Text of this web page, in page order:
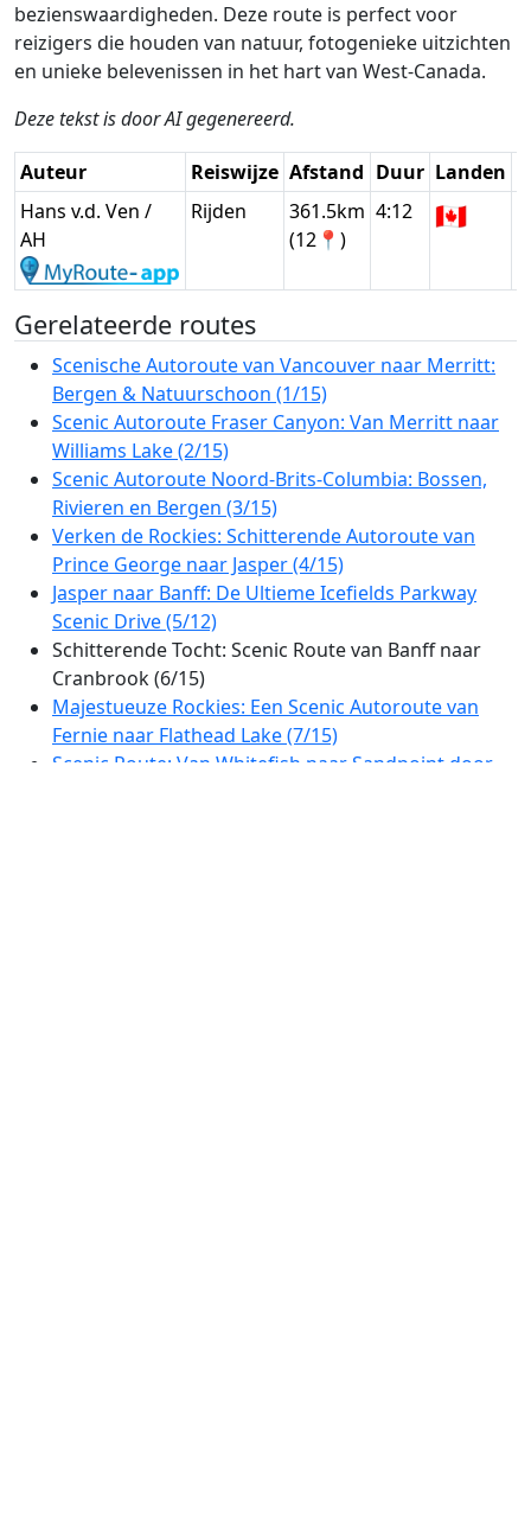
bezienswaardigheden. Deze route is perfect voor
reizigers die houden van natuur, fotogenieke uitzichten
en unieke belevenissen in het hart van West-Canada.
Deze tekst is door AI gegenereerd.
Auteur Reiswijze Afstand Duur Landen
Hans v.d. Ven /
AH
Rijden
361.5km
(12📍)
4:12 🇨🇦
Gerelateerde routes
Scenische Autoroute van Vancouver naar Merritt:
Bergen & Natuurschoon (1/15)
Scenic Autoroute Fraser Canyon: Van Merritt naar
Williams Lake (2/15)
Scenic Autoroute Noord-Brits-Columbia: Bossen,
Rivieren en Bergen (3/15)
Verken de Rockies: Schitterende Autoroute van
Prince George naar Jasper (4/15)
Jasper naar Banff: De Ultieme Icefields Parkway
Scenic Drive (5/12)
Schitterende Tocht: Scenic Route van Banff naar
Cranbrook (6/15)
Majestueuze Rockies: Een Scenic Autoroute van
Fernie naar Flathead Lake (7/15)
Scenic Route: Van Whitefish naar Sandpoint door